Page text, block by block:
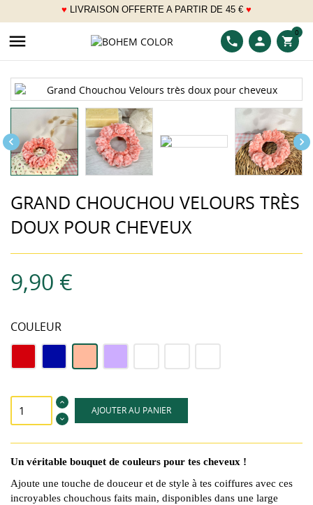
♥ LIVRAISON OFFERTE A PARTIR DE 45 € ♥
___
 phone person shopping_cart
0
 
GRAND CHOUCHOU VELOURS TRÈS
DOUX POUR CHEVEUX
9,90 €
COULEUR
Rouge Bleu
marine
couleur
pêche
blanc
AJOUTER AU PANIER
Un véritable bouquet de couleurs pour tes cheveux !
Ajoute une touche de douceur et de style à tes coiffures avec ces
incroyables chouchous faits main, disponibles dans une large